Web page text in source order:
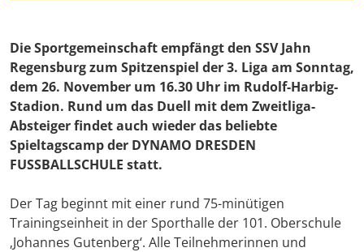
Die Sportgemeinschaft empfängt den SSV Jahn
Regensburg zum Spitzenspiel der 3. Liga am Sonntag,
dem 26. November um 16.30 Uhr im Rudolf-Harbig-
Stadion. Rund um das Duell mit dem Zweitliga-
Absteiger findet auch wieder das beliebte
Spieltagscamp der DYNAMO DRESDEN
FUSSBALLSCHULE statt.
Der Tag beginnt mit einer rund 75-minütigen
Trainingseinheit in der Sporthalle der 101. Oberschule
‚Johannes Gutenberg‘. Alle Teilnehmerinnen und